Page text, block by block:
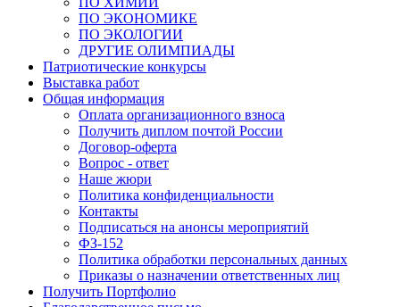
ПО ЭКОНОМИКЕ
ПО ЭКОЛОГИИ
ДРУГИЕ ОЛИМПИАДЫ
Патриотические конкурсы
Выставка работ
Общая информация
Оплата организационного взноса
Получить диплом почтой России
Договор-оферта
Вопрос - ответ
Наше жюри
Политика конфиденциальности
Контакты
Подписаться на анонсы мероприятий
ФЗ-152
Политика обработки персональных данных
Приказы о назначении ответственных лиц
Получить Портфолио